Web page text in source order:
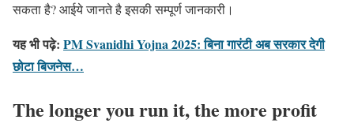
सकता है? आईये जानते है इसकी सम्पूर्ण जानकारी।
यह भी पढ़े: PM Svanidhi Yojna 2025: बिना गारंटी अब सरकार देगी
छोटा बिजनेस…
The longer you run it, the more profit